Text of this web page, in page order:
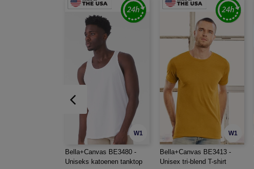
W1
Bella+Canvas BE3480 -
Uniseks katoenen tanktop
W1
Bella+Canvas BE3413 -
Unisex tri-blend T-shirt